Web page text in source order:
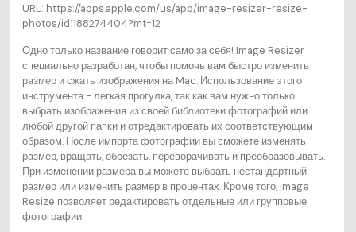
URL: https://apps.apple.com/us/app/image-resizer-resize-
photos/id1188274404?mt=12
Одно только название говорит само за себя! Image Resizer
специально разработан, чтобы помочь вам быстро изменить
размер и сжать изображения на Mac. Использование этого
инструмента - легкая прогулка, так как вам нужно только
выбрать изображения из своей библиотеки фотографий или
любой другой папки и отредактировать их соответствующим
образом. После импорта фотографии вы сможете изменять
размер, вращать, обрезать, переворачивать и преобразовывать.
При изменении размера вы можете выбрать нестандартный
размер или изменить размер в процентах. Кроме того, Image
Resize позволяет редактировать отдельные или групповые
фотографии.